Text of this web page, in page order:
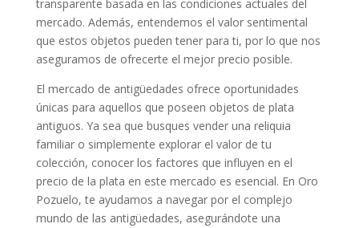
transparente basada en las condiciones actuales del
mercado. Además, entendemos el valor sentimental
que estos objetos pueden tener para ti, por lo que nos
aseguramos de ofrecerte el mejor precio posible.
El mercado de antigüedades ofrece oportunidades
únicas para aquellos que poseen objetos de plata
antiguos. Ya sea que busques vender una reliquia
familiar o simplemente explorar el valor de tu
colección, conocer los factores que influyen en el
precio de la plata en este mercado es esencial. En Oro
Pozuelo, te ayudamos a navegar por el complejo
mundo de las antigüedades, asegurándote una